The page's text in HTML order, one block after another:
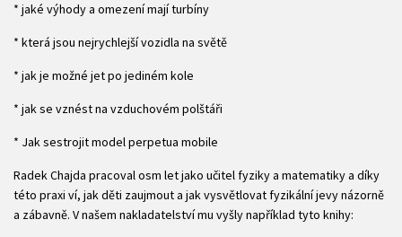
* jaké výhody a omezení mají turbíny
* která jsou nejrychlejší vozidla na světě
* jak je možné jet po jediném kole
* jak se vznést na vzduchovém polštáři
* Jak sestrojit model perpetua mobile
Radek Chajda pracoval osm let jako učitel fyziky a matematiky a díky
této praxi ví, jak děti zaujmout a jak vysvětlovat fyzikální jevy názorně
a zábavně. V našem nakladatelství mu vyšly například tyto knihy: